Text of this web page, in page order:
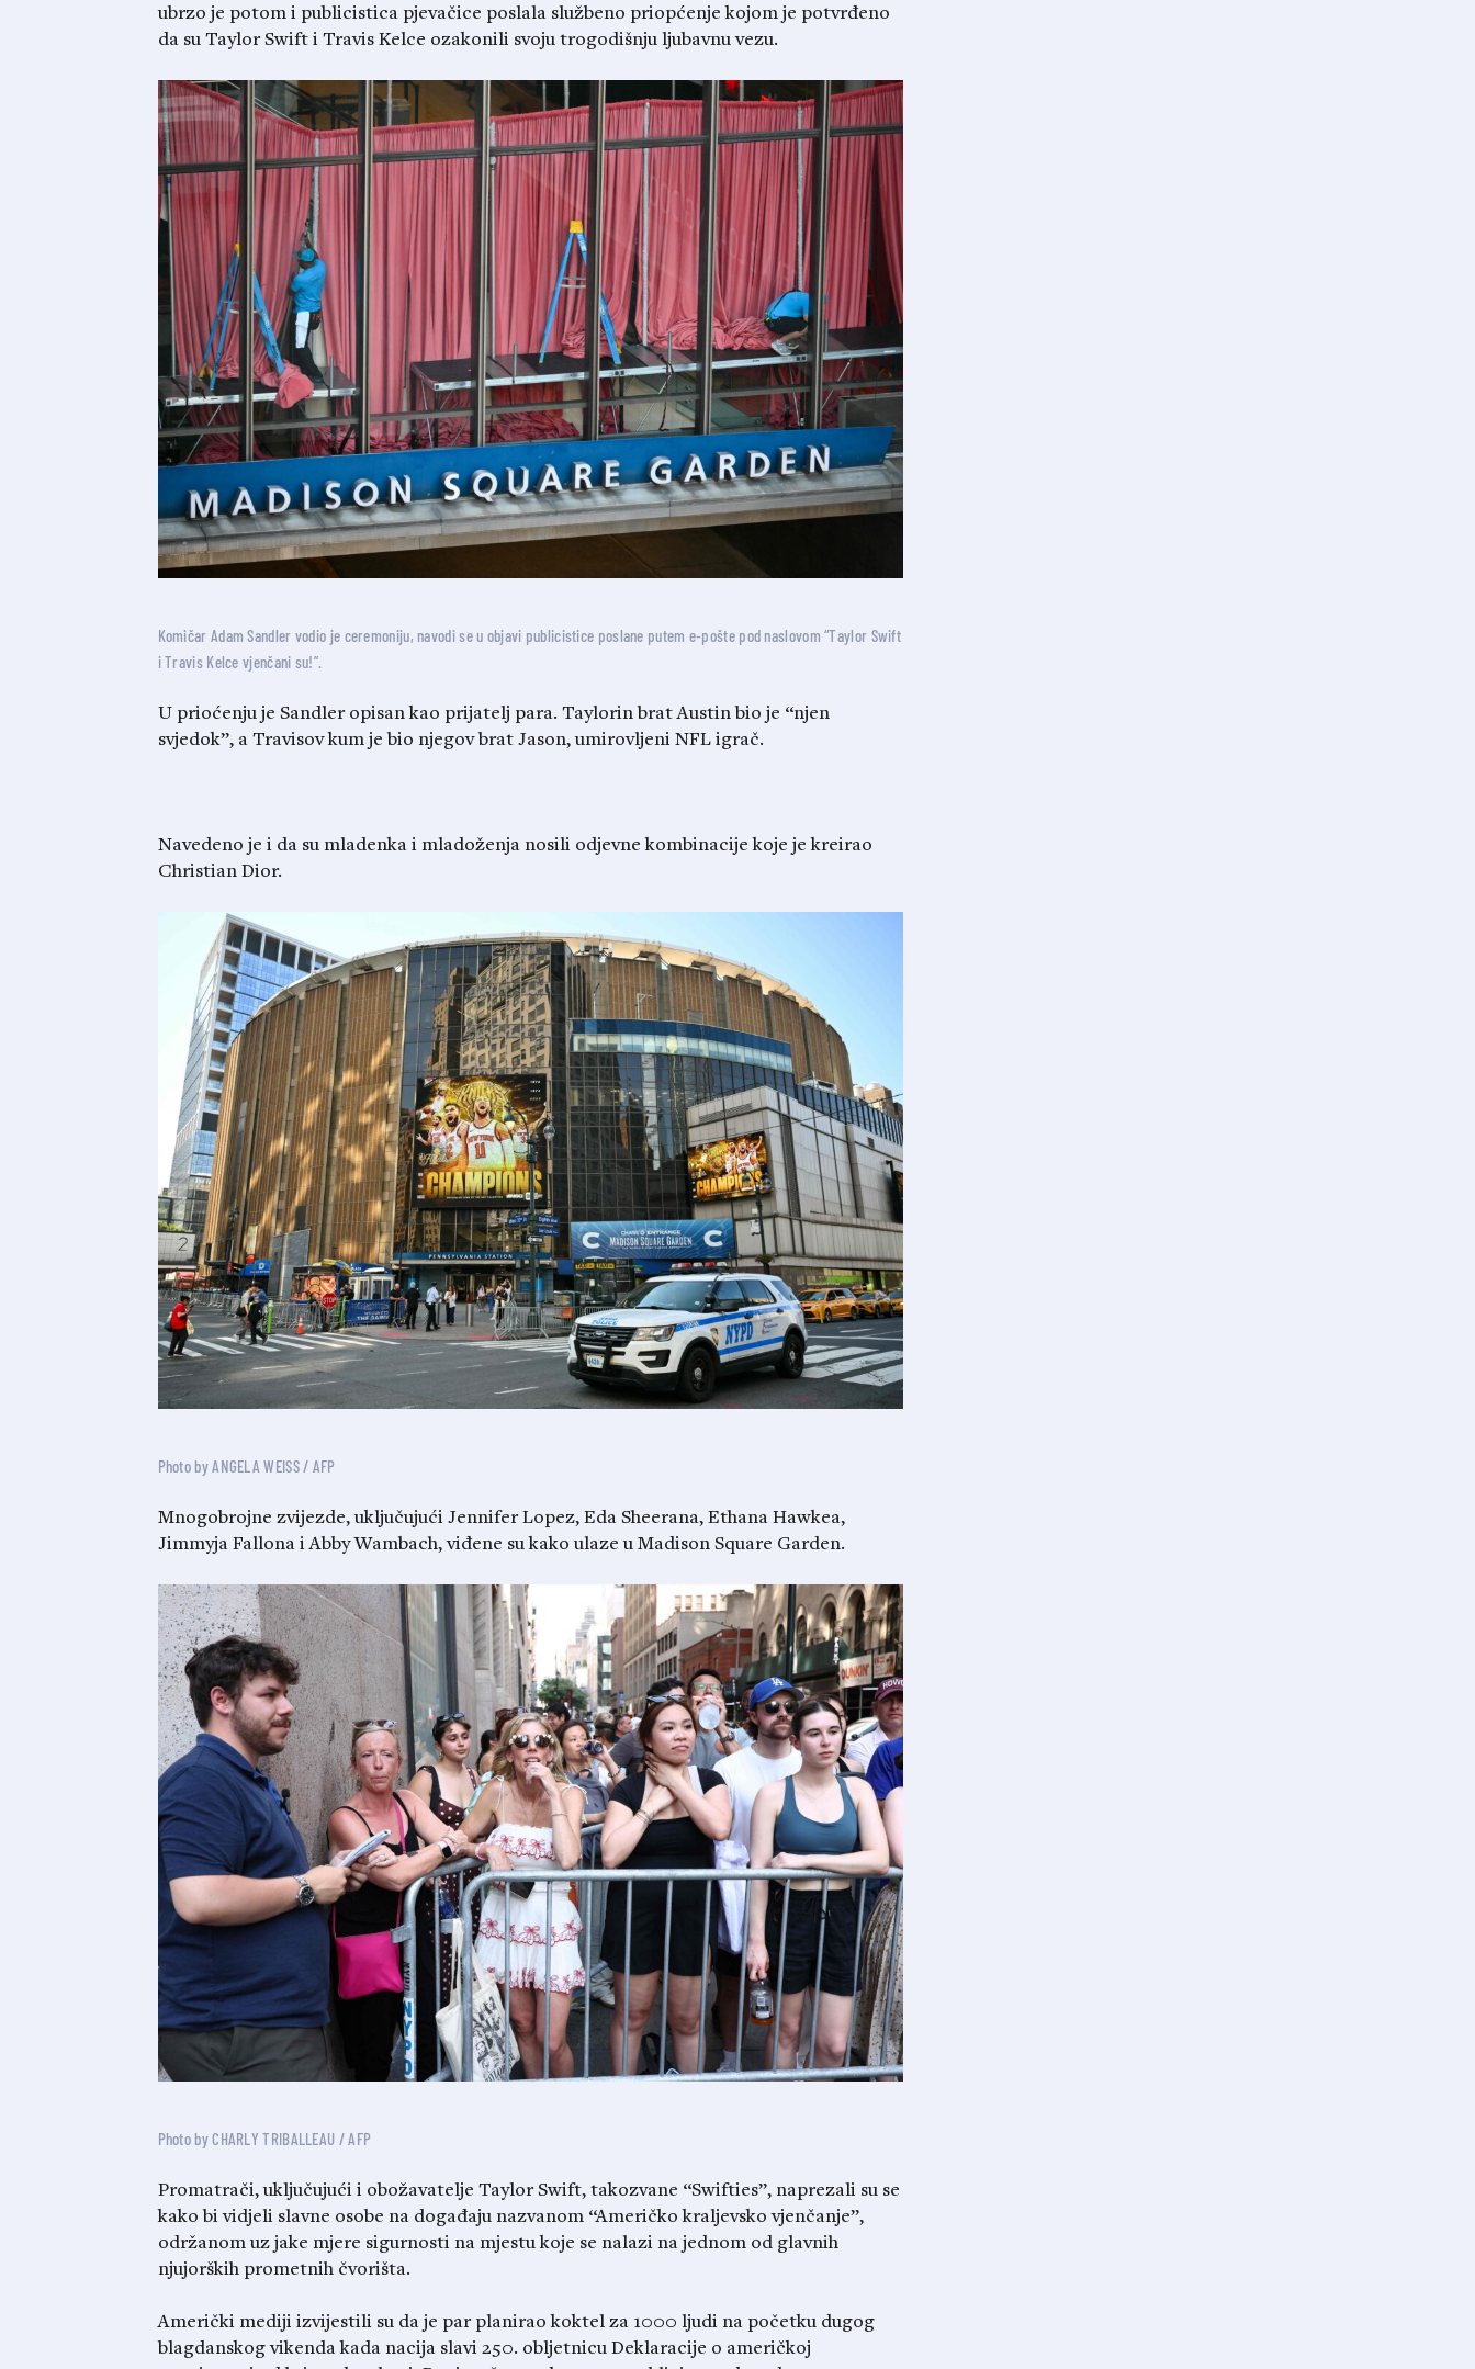
ubrzo je potom i publicistica pjevačice poslala službeno priopćenje kojom je potvrđeno
da su Taylor Swift i Travis Kelce ozakonili svoju trogodišnju ljubavnu vezu.
Komičar Adam Sandler vodio je ceremoniju, navodi se u objavi publicistice poslane putem e-pošte pod naslovom “Taylor Swift
i Travis Kelce vjenčani su!”.
U prioćenju je Sandler opisan kao prijatelj para. Taylorin brat Austin bio je “njen
svjedok”, a Travisov kum je bio njegov brat Jason, umirovljeni NFL igrač.
Navedeno je i da su mladenka i mladoženja nosili odjevne kombinacije koje je kreirao
Christian Dior.
Photo by ANGELA WEISS / AFP
Mnogobrojne zvijezde, uključujući Jennifer Lopez, Eda Sheerana, Ethana Hawkea,
Jimmyja Fallona i Abby Wambach, viđene su kako ulaze u Madison Square Garden.
Photo by CHARLY TRIBALLEAU / AFP
Promatrači, uključujući i obožavatelje Taylor Swift, takozvane “Swifties”, naprezali su se
kako bi vidjeli slavne osobe na događaju nazvanom “Američko kraljevsko vjenčanje”,
održanom uz jake mjere sigurnosti na mjestu koje se nalazi na jednom od glavnih
njujorških prometnih čvorišta.
Američki mediji izvijestili su da je par planirao koktel za 1000 ljudi na početku dugog
blagdanskog vikenda kada nacija slavi 250. obljetnicu Deklaracije o američkoj